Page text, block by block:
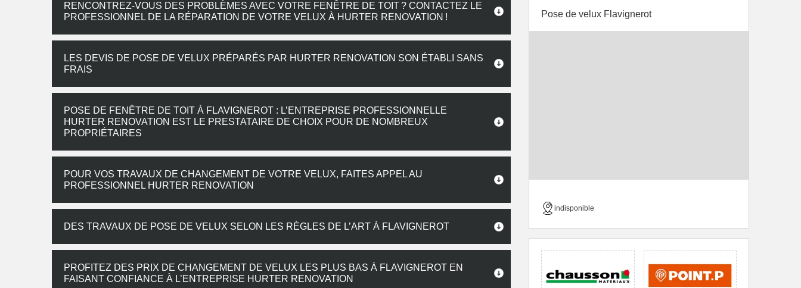
RENCONTREZ-VOUS DES PROBLÈMES AVEC VOTRE FENÊTRE DE TOIT ? CONTACTEZ LE
PROFESSIONNEL DE LA RÉPARATION DE VOTRE VELUX À HURTER RENOVATION !
LES DEVIS DE POSE DE VELUX PRÉPARÉS PAR HURTER RENOVATION SON ÉTABLI SANS
FRAIS
POSE DE FENÊTRE DE TOIT À FLAVIGNEROT : L’ENTREPRISE PROFESSIONNELLE
HURTER RENOVATION EST LE PRESTATAIRE DE CHOIX POUR DE NOMBREUX
PROPRIÉTAIRES
POUR VOS TRAVAUX DE CHANGEMENT DE VOTRE VELUX, FAITES APPEL AU
PROFESSIONNEL HURTER RENOVATION
DES TRAVAUX DE POSE DE VELUX SELON LES RÈGLES DE L’ART À FLAVIGNEROT
PROFITEZ DES PRIX DE CHANGEMENT DE VELUX LES PLUS BAS À FLAVIGNEROT EN
FAISANT CONFIANCE À L’ENTREPRISE HURTER RENOVATION
Pose de velux Flavignerot
indisponible